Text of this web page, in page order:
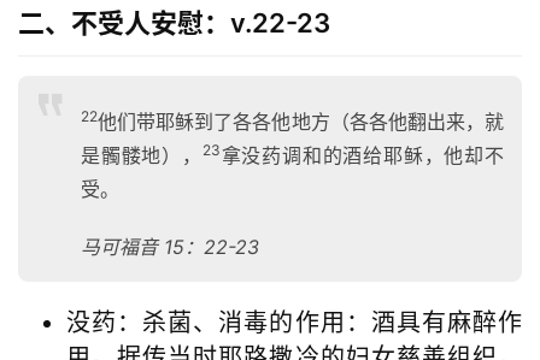
二、不受人安慰：v.22-23
22他们带耶稣到了各各他地方（各各他翻出来，就
是髑髅地），
23拿没药调和的酒给耶稣，他却不
受。
马可福音 15：22-23
没药：杀菌、消毒的作用：酒具有麻醉作